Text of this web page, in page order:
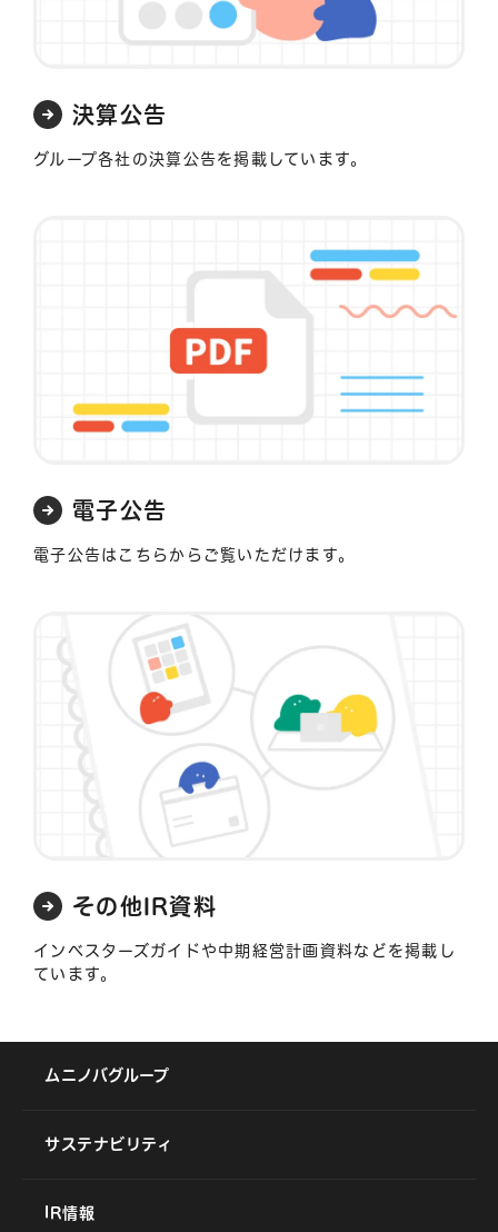
決算公告
グループ各社の決算公告を掲載しています。
電子公告
電子公告はこちらからご覧いただけます。
その他IR資料
インベスターズガイドや中期経営計画資料などを掲載し
ています。
ムニノバグループ
サステナビリティ
IR情報